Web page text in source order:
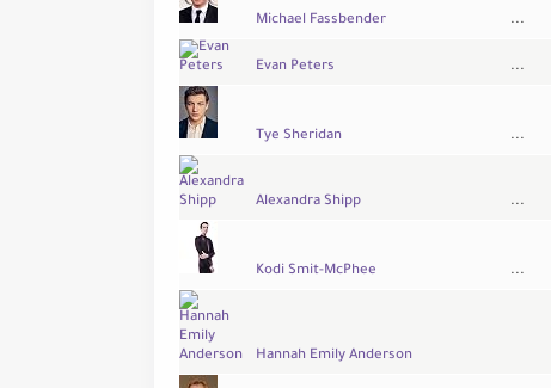
Michael Fassbender ...
Evan Peters ...
Tye Sheridan ...
Alexandra Shipp ...
Kodi Smit-McPhee ...
Hannah Emily Anderson